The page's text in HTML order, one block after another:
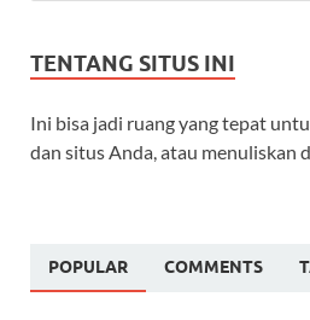
TENTANG SITUS INI
Ini bisa jadi ruang yang tepat
dan situs Anda, atau menuliskan
POPULAR COMMENTS